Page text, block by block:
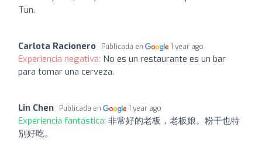
Tun.
Carlota Racionero Publicada en 1 year ago
Experiencia negativa: No es un restaurante es un bar
para tomar una cerveza.
Lin Chen Publicada en 1 year ago
Experiencia fantástica: 非常好的老板，老板娘。粉干也特
别好吃。